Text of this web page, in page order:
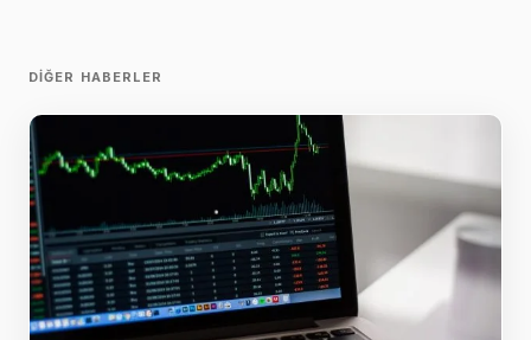
DIĞER HABERLER